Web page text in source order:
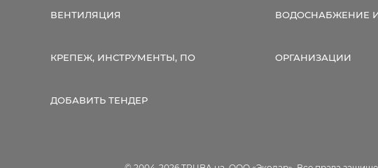
ВЕНТИЛЯЦИЯ ВОДОСНАБЖЕНИЕ
КРЕПЕЖ, ИНСТРУМЕНТЫ, ПО ОРГАНИЗАЦИИ
ДОБАВИТЬ ТЕНДЕР